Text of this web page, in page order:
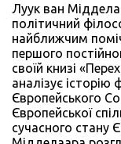
Луук ван
політичний
найближчим
першого
своїй книзі
аналізує історію
Європейського
Європейської
сучасного стану